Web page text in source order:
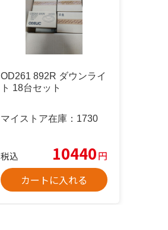
OD261 892R ダウンライ
ト 18台セット
マイストア在庫： 1730
税込 10440円
カートに入れる